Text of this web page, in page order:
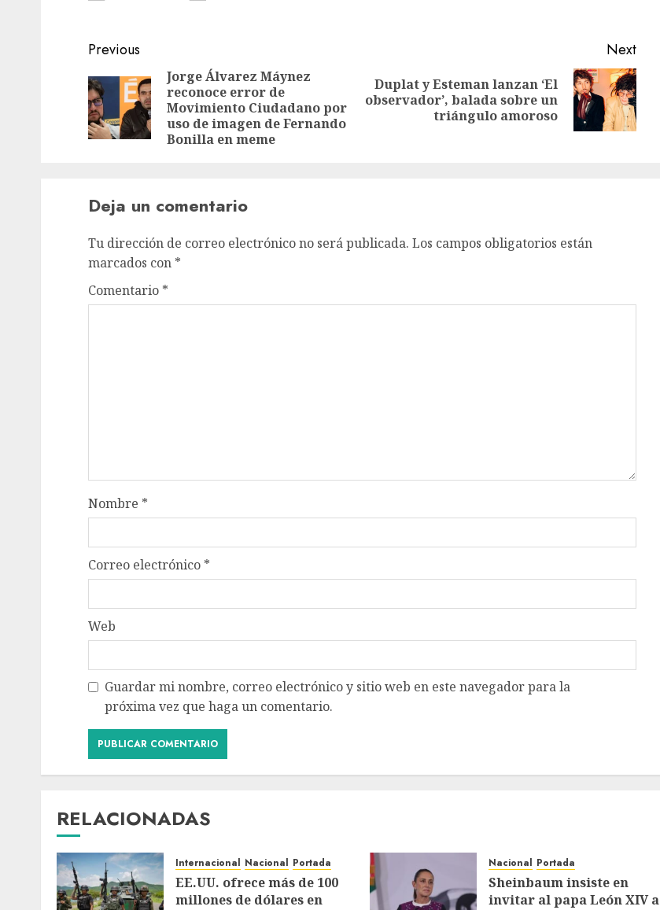
Previous
Jorge Álvarez Máynez
reconoce error de
Movimiento Ciudadano por
uso de imagen de Fernando
Bonilla en meme
Next
Duplat y Esteman lanzan ‘El
observador’, balada sobre un
triángulo amoroso
Deja un comentario
Tu dirección de correo electrónico no será publicada. Los campos obligatorios están
marcados con *
Comentario *
Nombre *
Correo electrónico *
Web
Guardar mi nombre, correo electrónico y sitio web en este navegador para la
próxima vez que haga un comentario.
RELACIONADAS
Internacional Nacional Portada
EE.UU. ofrece más de 100
millones de dólares en
Nacional Portada
Sheinbaum insiste en
invitar al papa León XIV a